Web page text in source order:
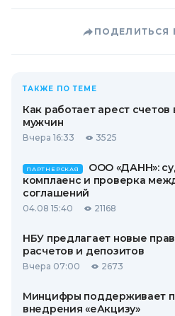
ПОДЕЛИТЬСЯ
ТАКЖЕ ПО ТЕМЕ
Как работает арест
мужчин
Вчера 16:33 3525
ПАРТНЕРСКАЯ
ООО «ДАНН»:
комплаенс и проверка
соглашений
04.08 15:40 21168
НБУ предлагает новые
расчетов и депозитов
Вчера 07:00 2673
Минцифры поддерживает
внедрения «еАкцизу»